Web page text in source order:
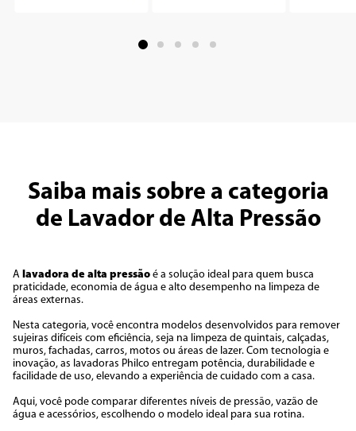
Saiba mais sobre a categoria
de Lavador de Alta Pressão
A lavadora de alta pressão é a solução ideal para quem busca
praticidade, economia de água e alto desempenho na limpeza de
áreas externas.
Nesta categoria, você encontra modelos desenvolvidos para remover
sujeiras difíceis com eficiência, seja na limpeza de quintais, calçadas,
muros, fachadas, carros, motos ou áreas de lazer. Com tecnologia e
inovação, as lavadoras Philco entregam potência, durabilidade e
facilidade de uso, elevando a experiência de cuidado com a casa.
Aqui, você pode comparar diferentes níveis de pressão, vazão de
água e acessórios, escolhendo o modelo ideal para sua rotina.